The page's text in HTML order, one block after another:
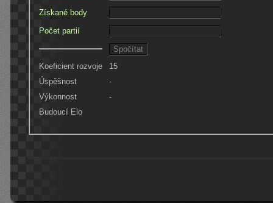
Získané body
Počet partií
Koeficient rozvoje
15
Úspěšnost
-
Výkonnost
-
Budoucí Elo